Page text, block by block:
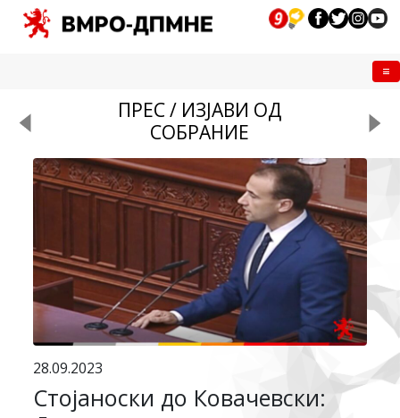
ПРЕС / ИЗЈАВИ ОД
СОБРАНИЕ
28.09.2023
Стојаноски до Ковачевски: